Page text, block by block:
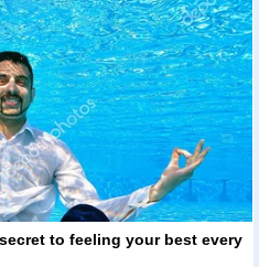
to feeling your best every